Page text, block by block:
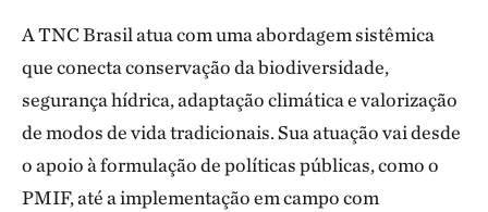
A TNC Brasil atua com uma abordagem sistêmica
que conecta conservação da biodiversidade,
segurança hídrica, adaptação climática e valorização
de modos de vida tradicionais. Sua atuação vai desde
o apoio à formulação de políticas públicas, como o
PMIF, até a implementação em campo com